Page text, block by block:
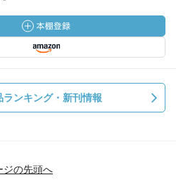
ンキング・新刊情報
ジの先頭へ